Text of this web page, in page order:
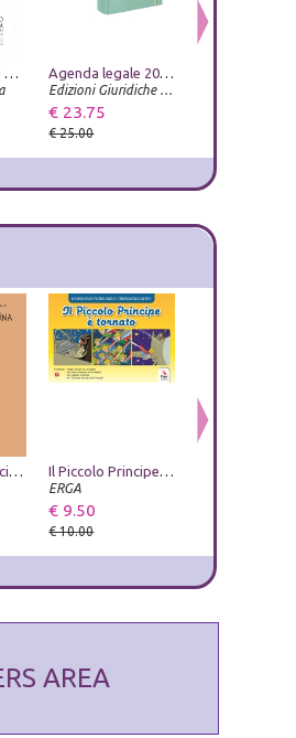
Gino Severini. Modernità come dialogo
Dario Cimorelli Editore
L'eterno incanto del segno. Lino Bianchi Barriviera, omaggio al maestro nel 120° anniversario dallla nascita. Quaderni di Incisione Contemporanea n 31 Agenda legale 2027. Law & Glam Ostra Tiffany. Con app Agenda Legale Pro
Edizioni Giuridiche Simone
€ 23.75
€ 25.00
Leggende napoletane. Vol. 3
Publishing
La mia strana vicina. Ediz. a colori Il Piccolo Principe è tornato. Ediz. a colori
ERGA
€ 9.50
€ 10.00
AREA